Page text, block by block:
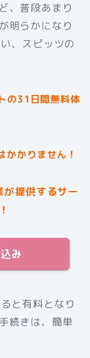
、普段あまり
明らかになり
、スピッツの
の31日間無料体
かかりません！
提供するサー
み
と有料となり
続きは、簡単